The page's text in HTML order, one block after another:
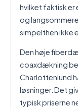
hvilket faktisk
og
simpelthen ikke
Den høje
coaxdækning
Charlottenlund
løsninger. Det
typisk priserne